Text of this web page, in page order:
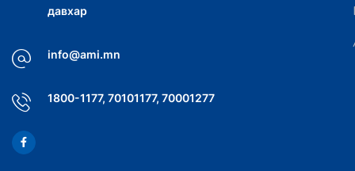
давхар
info@ami.mn
1800-1177, 70101177, 70001277